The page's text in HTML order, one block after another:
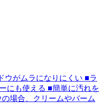
ウがムラになりにくい ■ラ
にも使える ■簡単に汚れを
場合、クリームやバーム